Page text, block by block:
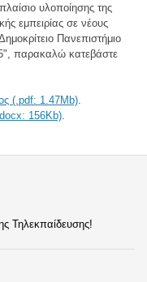
υλοποίησης της
εμπειρίας σε νέους
Πανεπιστήμιο
παρακαλώ κατεβάστε
(.pdf: 1.47Mb)
156Kb)
Τηλεκπαίδευσης!